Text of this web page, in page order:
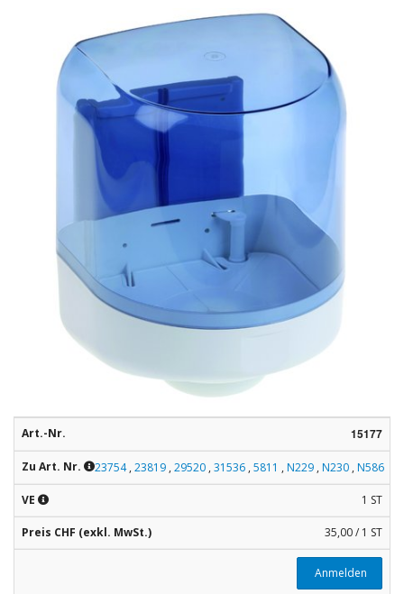
Rohstoffe
Convenience
Anwendungsrezepturen
Art.-Nr. 15177
Zu Art. Nr. 23754, 23819 , 29520 , 31536 , 5811 , N229 , N230 , N586
VE 1 ST
Preis CHF (exkl. MwSt.) 35,00 / 1 ST
Anmelden